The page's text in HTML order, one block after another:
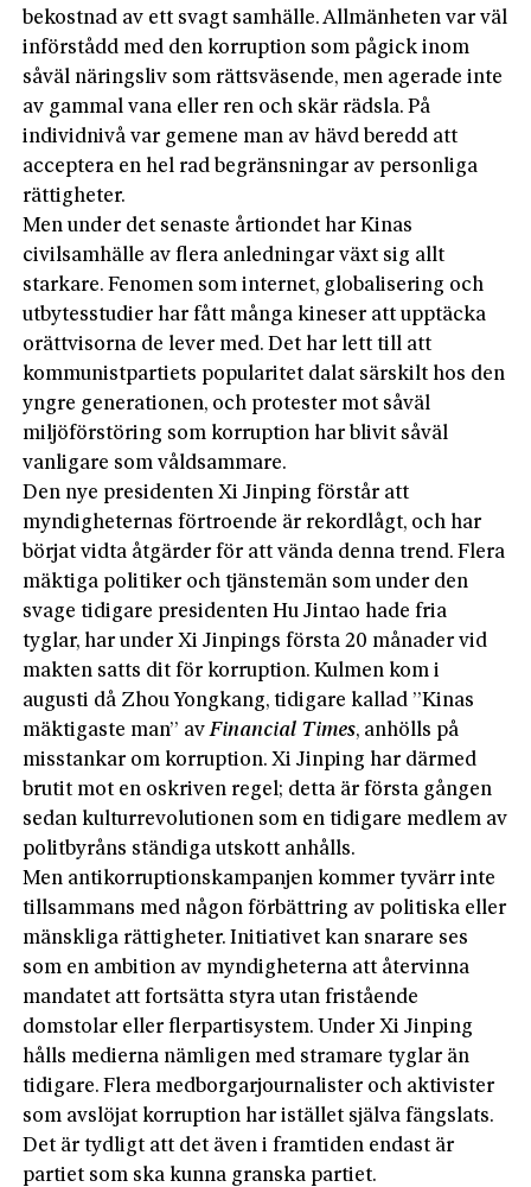
bekostnad av ett svagt samhälle. Allmänheten var väl
införstådd med den korruption som pågick inom
såväl näringsliv som rättsväsende, men agerade inte
av gammal vana eller ren och skär rädsla. På
individnivå var gemene man av hävd beredd att
acceptera en hel rad begränsningar av personliga
rättigheter.
Men under det senaste årtiondet har Kinas
civilsamhälle av flera anledningar växt sig allt
starkare. Fenomen som internet, globalisering och
utbytesstudier har fått många kineser att upptäcka
orättvisorna de lever med. Det har lett till att
kommunistpartiets popularitet dalat särskilt hos den
yngre generationen, och protester mot såväl
miljöförstöring som korruption har blivit såväl
vanligare som våldsammare.
Den nye presidenten Xi Jinping förstår att
myndigheternas förtroende är rekordlågt, och har
börjat vidta åtgärder för att vända denna trend. Flera
mäktiga politiker och tjänstemän som under den
svage tidigare presidenten Hu Jintao hade fria
tyglar, har under Xi Jinpings första 20 månader vid
makten satts dit för korruption. Kulmen kom i
augusti då Zhou Yongkang, tidigare kallad ”Kinas
mäktigaste man” avFinancial Times, anhölls på
misstankar om korruption. Xi Jinping har därmed
brutit mot en oskriven regel; detta är första gången
sedan kulturrevolutionen som en tidigare medlem av
politbyråns ständiga utskott anhålls.
Men antikorruptionskampanjen kommer tyvärr inte
tillsammans med någon förbättring av politiska eller
mänskliga rättigheter. Initiativet kan snarare ses
som en ambition av myndigheterna att återvinna
mandatet att fortsätta styra utan fristående
domstolar eller flerpartisystem. Under Xi Jinping
hålls medierna nämligen med stramare tyglar än
tidigare. Flera medborgarjournalister och aktivister
som avslöjat korruption har istället själva fängslats.
Det är tydligt att det även i framtiden endast är
partiet som ska kunna granska partiet.